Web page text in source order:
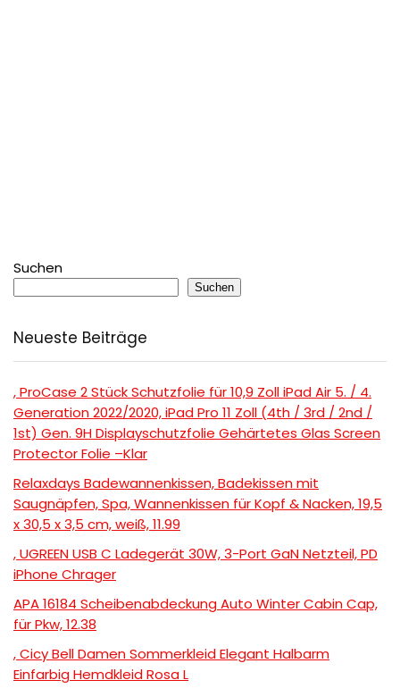
Suchen
Suchen
Neueste Beiträge
, ProCase 2 Stück Schutzfolie für 10,9 Zoll iPad Air 5. / 4.
Generation 2022/2020, iPad Pro 11 Zoll (4th / 3rd / 2nd /
1st) Gen. 9H Displayschutzfolie Gehärtetes Glas Screen
Protector Folie –Klar
Relaxdays Badewannenkissen, Badekissen mit
Saugnäpfen, Spa, Wannenkissen für Kopf & Nacken, 19,5
x 30,5 x 3,5 cm, weiß, 11.99
, UGREEN USB C Ladegerät 30W, 3-Port GaN Netzteil, PD
iPhone Chrager
APA 16184 Scheibenabdeckung Auto Winter Cabin Cap,
für Pkw, 12.38
, Cicy Bell Damen Sommerkleid Elegant Halbarm
Einfarbig Hemdkleid Rosa L